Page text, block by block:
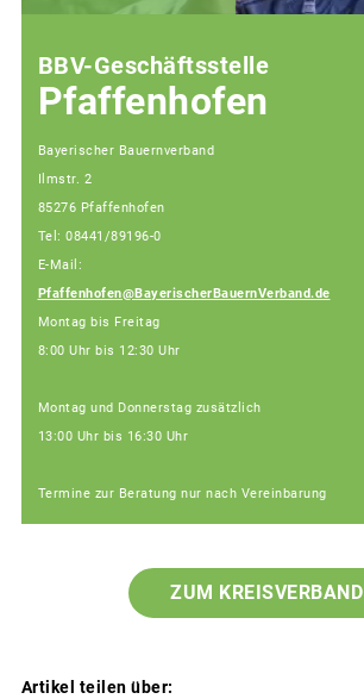
BBV-Geschäftsstelle
Pfaffenhofen
Bayerischer Bauernverband
Ilmstr. 2
85276 Pfaffenhofen
Tel: 08441/89196-0
E-Mail:
Pfaffenhofen@BayerischerBauernVerband.de
Montag bis Freitag
8:00 Uhr bis 12:30 Uhr
Montag und Donnerstag zusätzlich
13:00 Uhr bis 16:30 Uhr
Termine zur Beratung nur nach Vereinbarung
ZUM KREISVERBAND
Artikel teilen über: